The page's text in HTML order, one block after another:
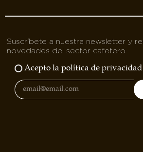
Suscríbete a nuestra newsletter y
novedades del sector cafetero
Acepto la política de privacidad